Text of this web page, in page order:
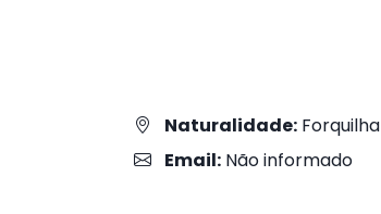
Naturalidade:Forquilha
Email:Não informado